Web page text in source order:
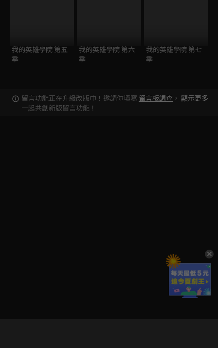
我的英雄學院 第五
季
我的英雄學院 第六
季
我的英雄學院 第七
季
留言功能正在升級改版中！邀請你填寫 留言板調查 ，
一起共創新版留言功能！
顯示更多